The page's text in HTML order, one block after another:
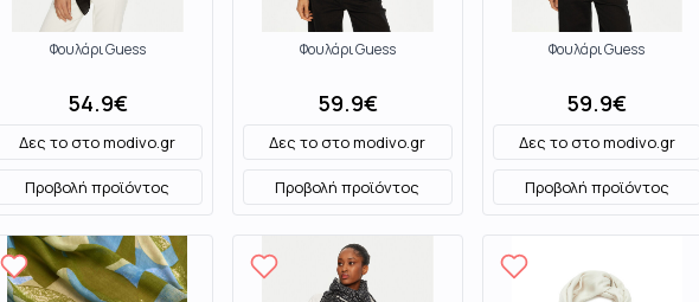
Φουλάρι Guess
54.9€
Δες το στοmodivo.gr
Προβολή προϊόντος
Φουλάρι Guess
59.9€
Δες το στοmodivo.gr
Προβολή προϊόντος
Φουλάρι Guess
59.9€
Δες το στοmodivo.gr
Προβολή προϊόντος